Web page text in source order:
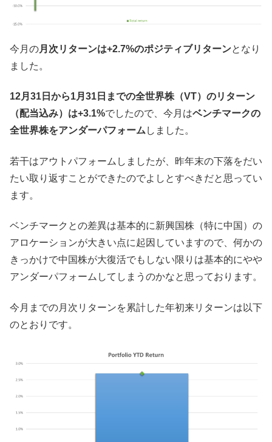
今月の月次リターンは+2.7%のポジティブリターンとなり
ました。
12月31日から1月31日までの全世界株（VT）のリターン
（配当込み）は+3.1%でしたので、今月はベンチマークの
全世界株をアンダーパフォーム しました。
若干はアウトパフォームしましたが、昨年末の下落をだい
たい取り返すことができたのでよしとすべきだと思ってい
ます。
ベンチマークとの差異は基本的に新興国株（特に中国）の
アロケーションが大きい点に起因していますので、何かの
きっかけで中国株が大復活でもしない限りは基本的にやや
アンダーパフォームしてしまうのかなと思っております。
今月までの月次リターンを累計した年初来リターンは以下
のとおりです。